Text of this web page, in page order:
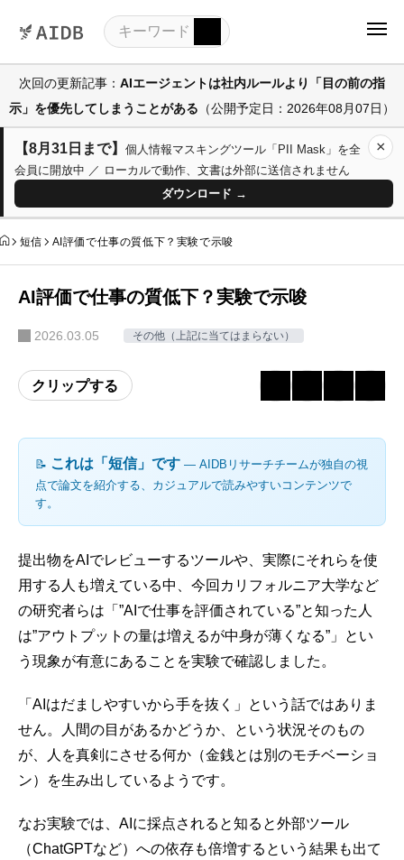
次回の更新記事： AIエージェントは社内ルールより「目の前の指
示」を優先してしまうことがある （公開予定日：2026年08月07日）
【8月31日まで】 個人情報マスキングツール「PII Mask」を全
会員に開放中 ／ ローカルで動作、文書は外部に送信されません
ダウンロード →
×
短信 AI評価で仕事の質低下？実験で示唆
AI評価で仕事の質低下？実験で示唆
2026.03.05 その他（上記に当てはまらない）
クリップする
📝 これは「短信」です ― AIDBリサーチチームが独自の視
点で論文を紹介する、カジュアルで読みやすいコンテンツで
す。
提出物をAIでレビューするツールや、実際にそれらを使
用する人も増えている中、今回カリフォルニア大学など
の研究者らは「”AIで仕事を評価されている”と知った人
は”アウトプットの量は増えるが中身が薄くなる”」とい
う現象が有意にあることを実験で確認しました。
「AIはだましやすいから手を抜く」という話ではありま
せん。人間の目があるかどうか、という状況そのもの
が、人を真剣にさせる何か（金銭とは別のモチベーショ
ン）を生み出しているようです。
なお実験では、AIに採点されると知ると外部ツール
（ChatGPTなど）への依存も倍増するという結果も出て